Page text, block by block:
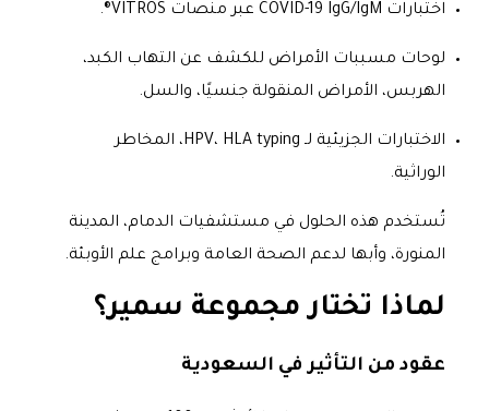
اختبارات COVID-19 IgG/IgM عبر منصات VITROS®.
لوحات مسببات الأمراض للكشف عن التهاب الكبد،
الهربس، الأمراض المنقولة جنسيًا، والسل.
الاختبارات الجزيئية لـ HPV، HLA typing، المخاطر
الوراثية.
تُستخدم هذه الحلول في مستشفيات الدمام، المدينة
المنورة، وأبها لدعم الصحة العامة وبرامج علم الأوبئة.
لماذا تختار مجموعة سمير؟
عقود من التأثير في السعودية